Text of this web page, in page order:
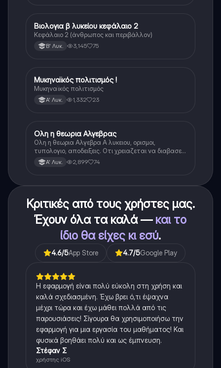
Βιολογία
Βιολογια β λυκείου κεφάλαιο 2
Κεφάλαιο 2 (άνθρωπος και περιβάλλον)
Β' Λυκ. 3,145 75
Ιστορία
Μυκηναϊκός πολιτισμός !
Μυκηναϊκός πολιτισμός
Α' Λυκ. 1,332 23
Μαθηματικά
Ολη η θεωρια Αλγεβρας
Ολη η θεωρια Αλγεβρα Α λυκειου, ορισμοι,
τυπολογιο, αποδειξεις. Οτι χρειαζεται να διαβασεις
για το θεωρητικο κομματι της αλγεβρας.
Α' Λυκ. 2,899 74
Κριτικές από τους χρήστες μας.
Έχουν όλα τα καλά — και το
ίδιο θα είχες κι εσύ.
4.6/5App Store 4.7/5Google Play
Η εφαρμογή είναι πολύ εύκολη στη χρήση και
καλά σχεδιασμένη. Έχω βρει ό,τι έψαχνα
μέχρι τώρα και έχω μάθει πολλά από τις
παρουσιάσεις! Σίγουρα θα χρησιμοποιήσω την
εφαρμογή για μια εργασία του μαθήματος! Και
φυσικά βοηθάει πολύ και ως έμπνευση.
Στέφαν Σ
χρήστης iOS